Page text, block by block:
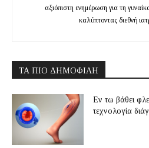
αξιόπιστη ενημέρωση για τη
καλύπτοντας διεθνή
ΤΑ ΠΙΟ ΔΗΜΟΦΙΛΉ
Εν τω βάθει
τεχνολογία